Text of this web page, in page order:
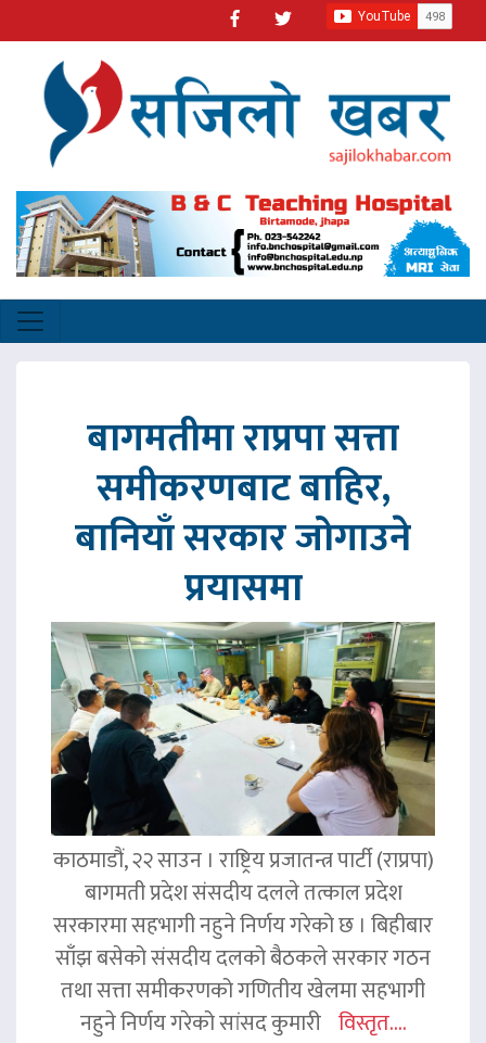
बागमतीमा राप्रपा सत्ता
समीकरणबाट बाहिर,
बानियाँ सरकार जोगाउने
प्रयासमा
काठमाडौं, २२ साउन । राष्ट्रिय प्रजातन्त्र पार्टी (राप्रपा)
बागमती प्रदेश संसदीय दलले तत्काल प्रदेश
सरकारमा सहभागी नहुने निर्णय गरेको छ । बिहीबार
साँझ बसेको संसदीय दलको बैठकले सरकार गठन
तथा सत्ता समीकरणको गणितीय खेलमा सहभागी
नहुने निर्णय गरेको सांसद कुमारी विस्तृत....